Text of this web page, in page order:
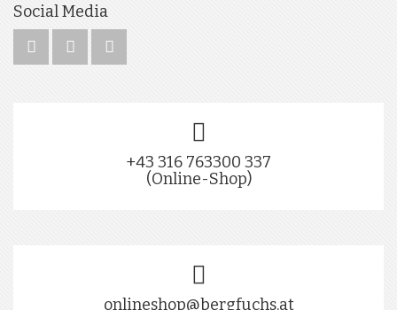
Social Media
+43 316 763300 337
(Online-Shop)
onlineshop@bergfuchs.at